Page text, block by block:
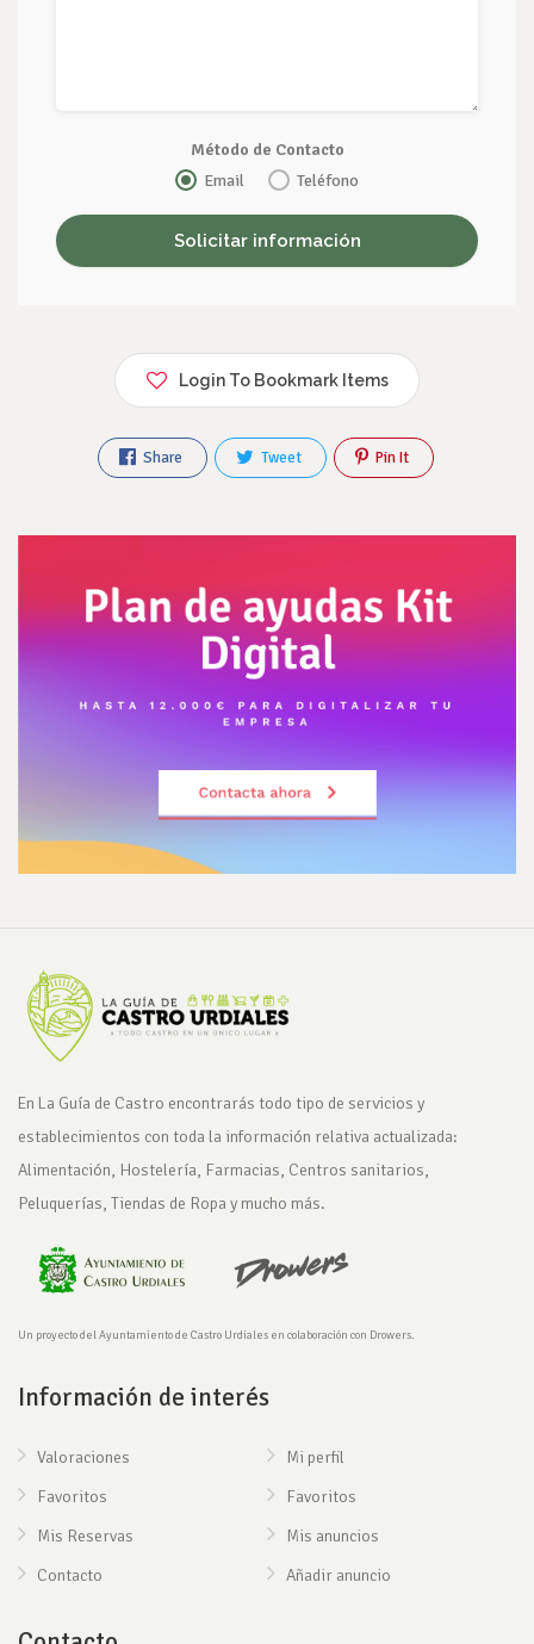
Método de Contacto
Email
Teléfono
Login To Bookmark Items
Share Tweet Pin It
En La Guía de Castro encontrarás todo tipo de servicios y
establecimientos con toda la información relativa actualizada:
Alimentación, Hostelería, Farmacias, Centros sanitarios,
Peluquerías, Tiendas de Ropa y mucho más.
Un proyecto del Ayuntamiento de Castro Urdiales en colaboración con Drowers.
Información de interés
Valoraciones
Favoritos
Mis Reservas
Contacto
Mi perfil
Favoritos
Mis anuncios
Añadir anuncio